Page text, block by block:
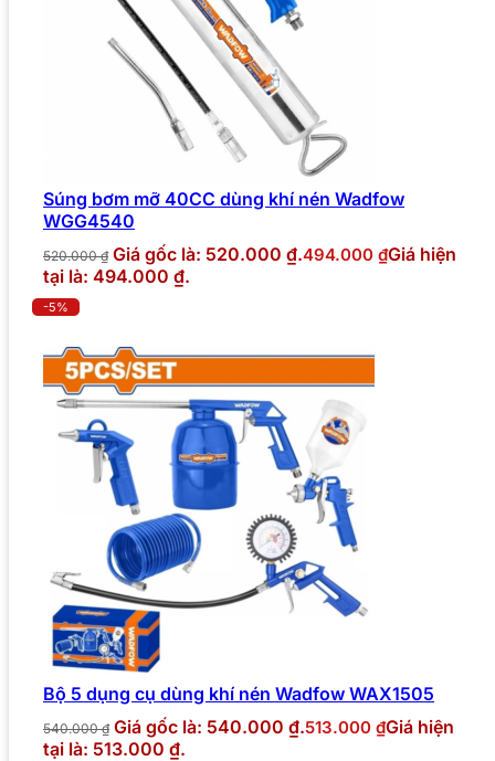
Súng bơm mỡ 40CC dùng khí nén Wadfow
WGG4540
520.000₫ Giá gốc là: 520.000 ₫.494.000 ₫Giá hiện
tại là: 494.000 ₫.
-5%
Bộ 5 dụng cụ dùng khí nén Wadfow WAX1505
540.000₫ Giá gốc là: 540.000 ₫.513.000 ₫Giá hiện
tại là: 513.000 ₫.